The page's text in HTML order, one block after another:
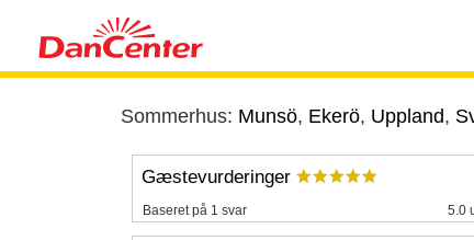
Sommerhus: Munsö, Ekerö, Uppland,
Gæstevurderinger
Baseret på 1 svar 5.0